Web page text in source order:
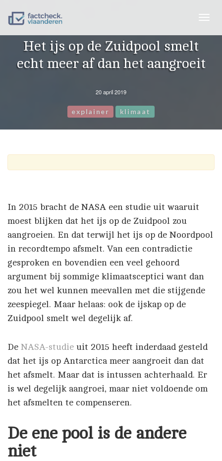
Het ijs op de Zuidpool smelt
echt meer af dan het aangroeit
20 april 2019
explainer klimaat
In 2015 bracht de NASA een studie uit waaruit
moest blijken dat het ijs op de Zuidpool zou
aangroeien. En dat terwijl het ijs op de Noordpool
in recordtempo afsmelt. Van een contradictie
gesproken en bovendien een veel gehoord
argument bij sommige klimaatsceptici want dan
zou het wel kunnen meevallen met die stijgende
zeespiegel. Maar helaas: ook de ijskap op de
Zuidpool smelt wel degelijk af.
De NASA-studie uit 2015 heeft inderdaad gesteld
dat het ijs op Antarctica meer aangroeit dan dat
het afsmelt. Maar dat is intussen achterhaald. Er
is wel degelijk aangroei, maar niet voldoende om
het afsmelten te compenseren.
De ene pool is de andere
niet